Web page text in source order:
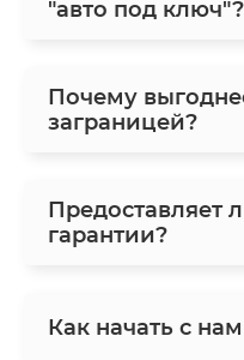
"авто под ключ"?
Почему
заграницей?
Предоставляет
гарантии?
Как начать с